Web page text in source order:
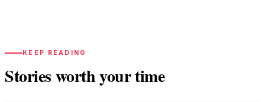
KEEP READING
Stories worth your time